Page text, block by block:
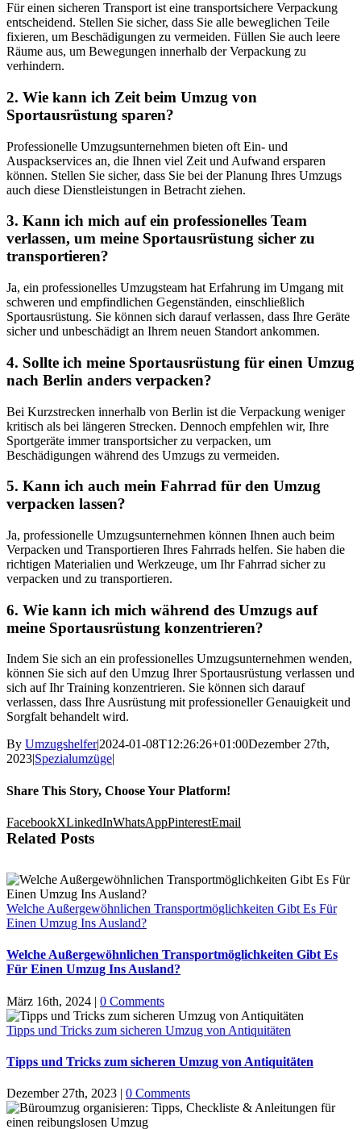
Für einen sicheren Transport ist eine transportsichere Verpackung
entscheidend. Stellen Sie sicher, dass Sie alle beweglichen Teile
fixieren, um Beschädigungen zu vermeiden. Füllen Sie auch leere
Räume aus, um Bewegungen innerhalb der Verpackung zu
verhindern.
2. Wie kann ich Zeit beim Umzug von
Sportausrüstung sparen?
Professionelle Umzugsunternehmen bieten oft Ein- und
Auspackservices an, die Ihnen viel Zeit und Aufwand ersparen
können. Stellen Sie sicher, dass Sie bei der Planung Ihres Umzugs
auch diese Dienstleistungen in Betracht ziehen.
3. Kann ich mich auf ein professionelles Team
verlassen, um meine Sportausrüstung sicher zu
transportieren?
Ja, ein professionelles Umzugsteam hat Erfahrung im Umgang mit
schweren und empfindlichen Gegenständen, einschließlich
Sportausrüstung. Sie können sich darauf verlassen, dass Ihre Geräte
sicher und unbeschädigt an Ihrem neuen Standort ankommen.
4. Sollte ich meine Sportausrüstung für einen Umzug
nach Berlin anders verpacken?
Bei Kurzstrecken innerhalb von Berlin ist die Verpackung weniger
kritisch als bei längeren Strecken. Dennoch empfehlen wir, Ihre
Sportgeräte immer transportsicher zu verpacken, um
Beschädigungen während des Umzugs zu vermeiden.
5. Kann ich auch mein Fahrrad für den Umzug
verpacken lassen?
Ja, professionelle Umzugsunternehmen können Ihnen auch beim
Verpacken und Transportieren Ihres Fahrrads helfen. Sie haben die
richtigen Materialien und Werkzeuge, um Ihr Fahrrad sicher zu
verpacken und zu transportieren.
6. Wie kann ich mich während des Umzugs auf
meine Sportausrüstung konzentrieren?
Indem Sie sich an ein professionelles Umzugsunternehmen wenden,
können Sie sich auf den Umzug Ihrer Sportausrüstung verlassen und
sich auf Ihr Training konzentrieren. Sie können sich darauf
verlassen, dass Ihre Ausrüstung mit professioneller Genauigkeit und
Sorgfalt behandelt wird.
By Umzugshelfer|2024-01-08T12:26:26+01:00Dezember 27th,
2023 Spezialumzüge
Share This Story, Choose Your Platform!
FacebookXLinkedInWhatsAppPinterestEmail
Related Posts
Welche Außergewöhnlichen Transportmöglichkeiten Gibt Es Für
Einen Umzug Ins Ausland?
Welche Außergewöhnlichen Transportmöglichkeiten Gibt Es
Für Einen Umzug Ins Ausland?
März 16th, 2024 | 0 Comments
Tipps und Tricks zum sicheren Umzug von Antiquitäten
Tipps und Tricks zum sicheren Umzug von Antiquitäten
Dezember 27th, 2023 | 0 Comments